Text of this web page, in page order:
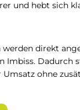
und hebt sich
werden direkt
Imbiss. Dadurch
ohne